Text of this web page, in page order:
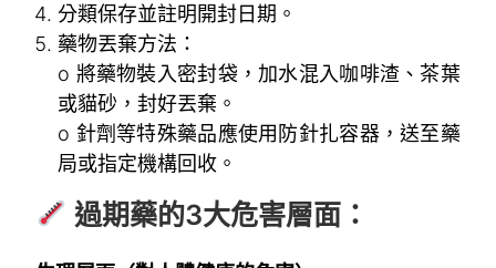
分類保存並註明開封日期。
藥物丟棄方法：
o 將藥物裝入密封袋，加水混入咖啡渣、茶葉
或貓砂，封好丟棄。
o 針劑等特殊藥品應使用防針扎容器，送至藥
局或指定機構回收。
過期藥的3大危害層面：